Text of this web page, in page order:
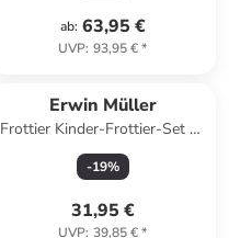
ab: 63,95 €
UVP: 93,95 €*
Erwin Müller
Frottier Kinder-Frottier-Set 4-
teilig in grün
-19%
31,95 €
UVP: 39,85 €*